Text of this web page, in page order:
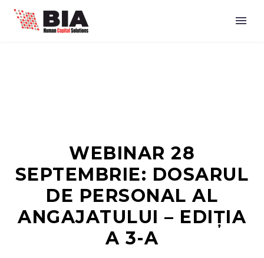
WEBINAR 28
SEPTEMBRIE: DOSARUL
DE PERSONAL AL
ANGAJATULUI – EDIȚIA
A 3-A